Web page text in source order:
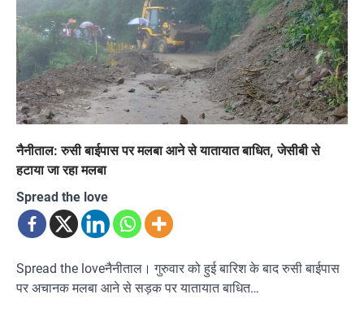
नैनीताल: रुसी बाईपास पर मलबा आने से यातायात बाधित, जेसीबी से
हटाया जा रहा मलबा
Spread the love
Spread the loveनैनीताल। गुरुवार को हुई बारिश के बाद रुसी बाईपास
पर अचानक मलबा आने से सड़क पर यातायात बाधित…